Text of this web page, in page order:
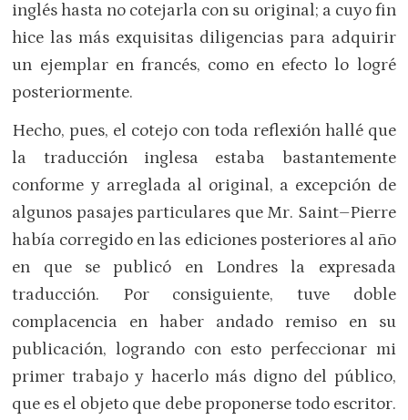
inglés hasta no cotejarla con su original; a cuyo fin
hice las más exquisitas diligencias para adquirir
un ejemplar en francés, como en efecto lo logré
posteriormente.
Hecho, pues, el cotejo con toda reflexión hallé que
la traducción inglesa estaba bastantemente
conforme y arreglada al original, a excepción de
algunos pasajes particulares que Mr. Saint–Pierre
había corregido en las ediciones posteriores al año
en que se publicó en Londres la expresada
traducción. Por consiguiente, tuve doble
complacencia en haber andado remiso en su
publicación, logrando con esto perfeccionar mi
primer trabajo y hacerlo más digno del público,
que es el objeto que debe proponerse todo escritor.